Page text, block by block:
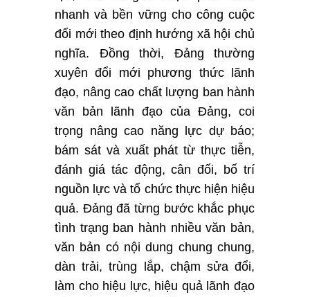
nhanh và bền vững cho công cuộc
đổi mới theo định hướng xã hội chủ
nghĩa. Đồng thời, Đảng thường
xuyên đổi mới phương thức lãnh
đạo, nâng cao chất lượng ban hành
văn bản lãnh đạo của Đảng, coi
trọng nâng cao năng lực dự báo;
bám sát và xuất phát từ thực tiễn,
đánh giá tác động, cân đối, bố trí
nguồn lực và tổ chức thực hiện hiệu
quả. Đảng đã từng bước khắc phục
tình trạng ban hành nhiều văn bản,
văn bản có nội dung chung chung,
dàn trải, trùng lắp, chậm sửa đổi,
làm cho hiệu lực, hiệu quả lãnh đạo